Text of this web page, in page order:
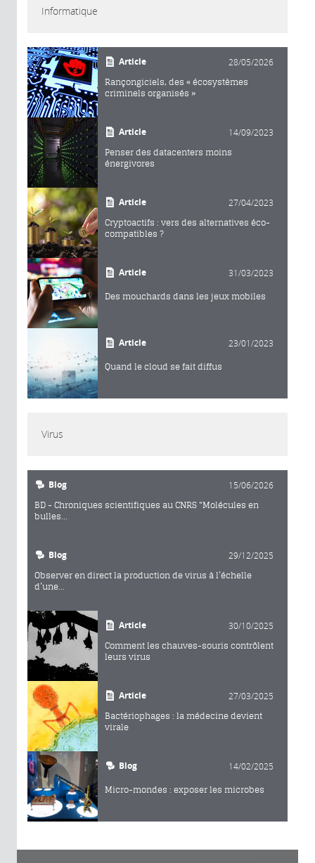
Informatique
Article 28/05/2026
Rançongiciels, des « écosystèmes
criminels organisés »
Article 14/09/2023
Penser des datacenters moins
énergivores
Article 27/04/2023
Cryptoactifs : vers des alternatives éco-
compatibles ?
Article 31/03/2023
Des mouchards dans les jeux mobiles
Article 23/01/2023
Quand le cloud se fait diffus
Virus
Blog 15/06/2026
BD - Chroniques scientifiques au CNRS "Molécules en
bulles...
Blog 29/12/2025
Observer en direct la production de virus à l’échelle
d’une...
Article 30/10/2025
Comment les chauves-souris contrôlent
leurs virus
Article 27/03/2025
Bactériophages : la médecine devient
virale
Blog 14/02/2025
Micro-mondes : exposer les microbes